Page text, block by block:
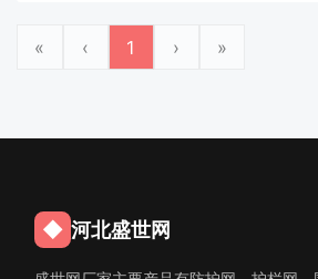
« ‹ 1 › »
◆ 河北盛世网